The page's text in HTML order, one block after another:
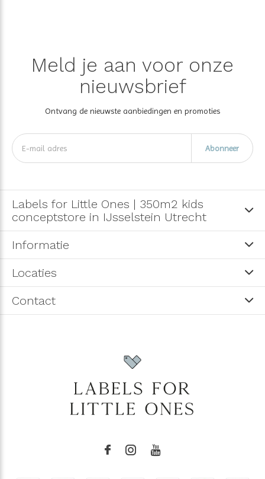
Meld je aan voor onze
nieuwsbrief
Ontvang de nieuwste aanbiedingen en promoties
Abonneer
Labels for Little Ones | 350m2 kids
conceptstore in IJsselstein Utrecht
Informatie
Locaties
Contact